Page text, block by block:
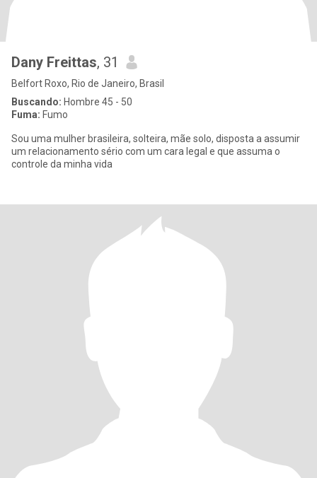
Dany Freittas, 31
Belfort Roxo, Rio de Janeiro, Brasil
Buscando: Hombre 45 - 50
Fuma: Fumo
Sou uma mulher brasileira, solteira, mãe solo, disposta a assumir
um relacionamento sério com um cara legal e que assuma o
controle da minha vida